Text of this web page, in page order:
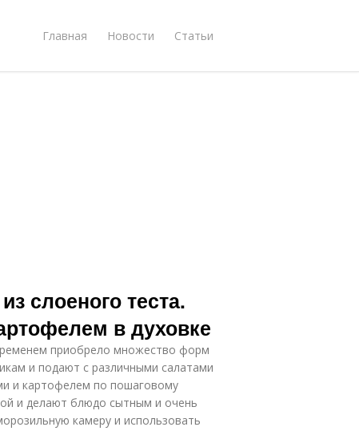
Главная Новости Статьи
слоеного теста.
в духовке
приобрело множество форм
и подают с различными салатами
и картофелем по пошаговому
и делают блюдо сытным и очень
камеру и использовать